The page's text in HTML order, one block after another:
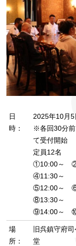
日
時：
2025年10月
※各回30分前
て受付開始
定員12名
①10:00～
④11:30～
⑤12:00～
⑧13:30～
⑨14:00～
場
所：
旧呉鎮守府
堂